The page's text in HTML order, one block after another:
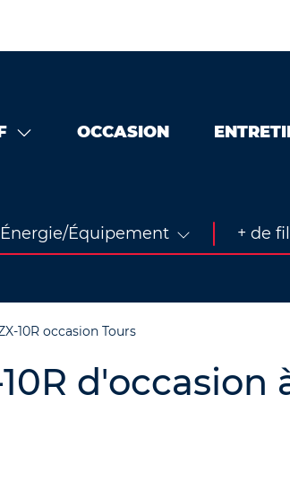
OCCASION
Énergie/Équipement + de
10R occasion Tours
d'occasion